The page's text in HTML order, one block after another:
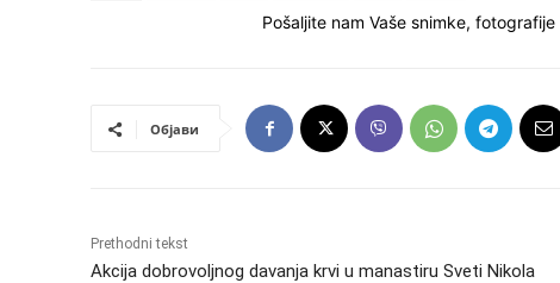
Pošaljite nam Vaše snimke, fotografije
Објави
Prethodni tekst
Akcija dobrovoljnog davanja krvi u manastiru Sveti Nikola